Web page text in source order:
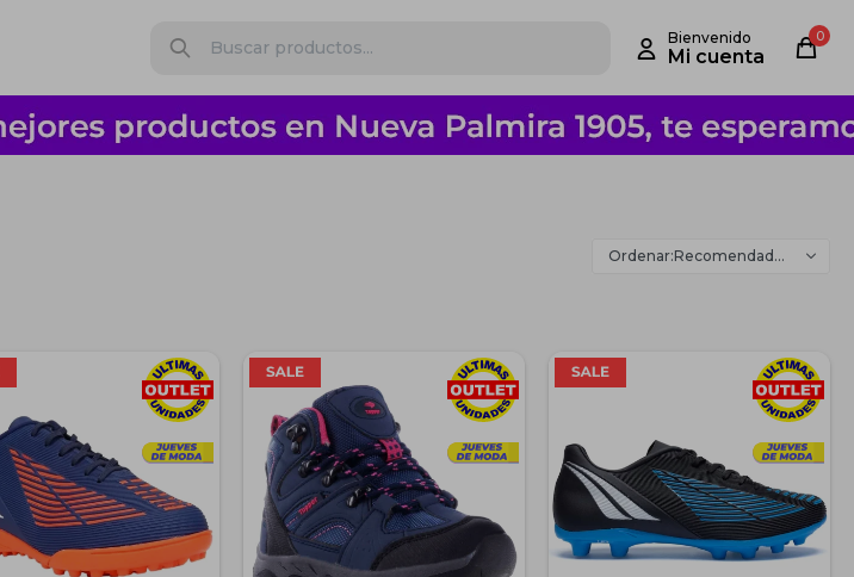
0
Recomendados